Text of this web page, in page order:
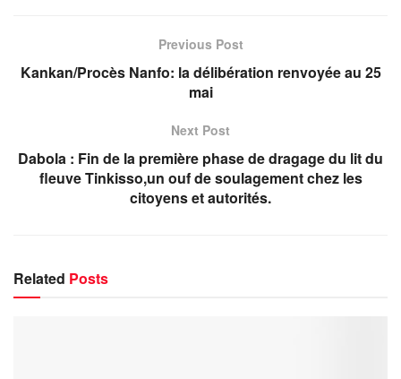
Previous Post
Kankan/Procès Nanfo: la délibération renvoyée au 25
mai
Next Post
Dabola : Fin de la première phase de dragage du lit du
fleuve Tinkisso,un ouf de soulagement chez les
citoyens et autorités.
Related Posts